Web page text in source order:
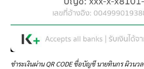
ชำระเงินผ่าน QR CODE ชื่อบัญชี นายทินกร ผิวนวล